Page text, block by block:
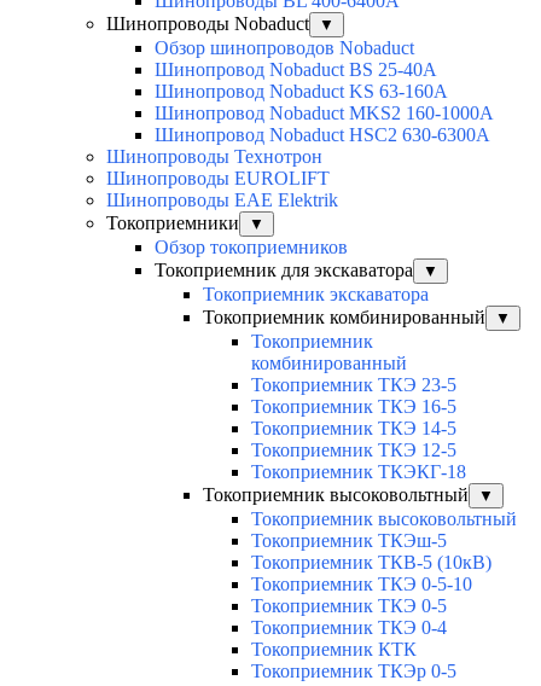
Шинопроводы Nobaduct
▼
Обзор шинопроводов Nobaduct
Шинопровод Nobaduct BS 25-40A
Шинопровод Nobaduct KS 63-160А
Шинопровод Nobaduct MKS2 160-1000А
Шинопровод Nobaduct HSC2 630-6300А
Шинопроводы Технотрон
Шинопроводы EUROLIFT
Шинопроводы EAE Elektrik
Токоприемники
▼
Обзор токоприемников
Токоприемник для экскаватора
▼
Токоприемник экскаватора
Токоприемник комбинированный
▼
Токоприемник
комбинированный
Токоприемник ТКЭ 23-5
Токоприемник ТКЭ 16-5
Токоприемник ТКЭ 14-5
Токоприемник ТКЭ 12-5
Токоприемник ТКЭКГ-18
Токоприемник высоковольтный
▼
Токоприемник высоковольтный
Токоприемник ТКЭш-5
Токоприемник ТКВ-5 (10кВ)
Токоприемник ТКЭ 0-5-10
Токоприемник ТКЭ 0-5
Токоприемник ТКЭ 0-4
Токоприемник КТК
Токоприемник ТКЭр 0-5